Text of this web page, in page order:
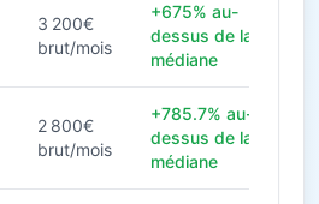
3 200€
brut/mois
+675% au-
dessus de la
médiane
2 800€
brut/mois
+785.7% au-
dessus de la
médiane